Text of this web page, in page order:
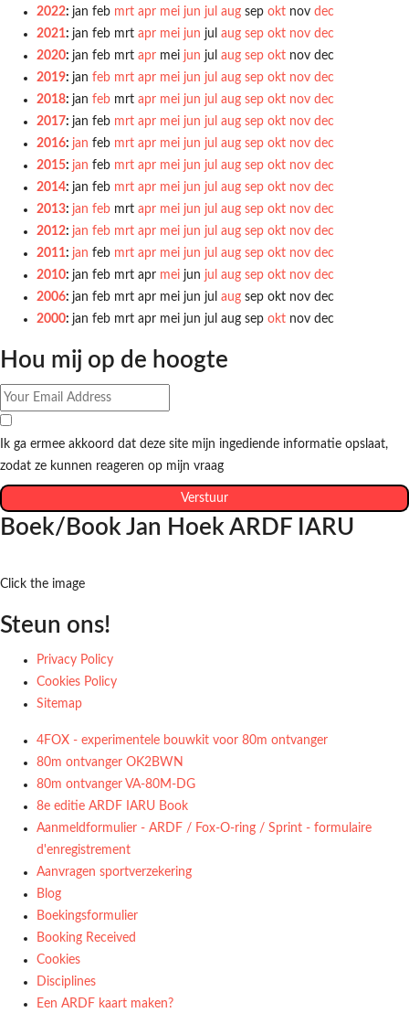
2022: jan feb mrt apr mei jun jul aug sep okt nov dec
2021: jan feb mrt apr mei jun jul aug sep okt nov dec
2020: jan feb mrt apr mei jun jul aug sep okt nov dec
2019: jan feb mrt apr mei jun jul aug sep okt nov dec
2018: jan feb mrt apr mei jun jul aug sep okt nov dec
2017: jan feb mrt apr mei jun jul aug sep okt nov dec
2016: jan feb mrt apr mei jun jul aug sep okt nov dec
2015: jan feb mrt apr mei jun jul aug sep okt nov dec
2014: jan feb mrt apr mei jun jul aug sep okt nov dec
2013: jan feb mrt apr mei jun jul aug sep okt nov dec
2012: jan feb mrt apr mei jun jul aug sep okt nov dec
2011: jan feb mrt apr mei jun jul aug sep okt nov dec
2010: jan feb mrt apr mei jun jul aug sep okt nov dec
2006: jan feb mrt apr mei jun jul aug sep okt nov dec
2000: jan feb mrt apr mei jun jul aug sep okt nov dec
Hou mij op de hoogte
Ik ga ermee akkoord dat deze site mijn ingediende informatie opslaat,
zodat ze kunnen reageren op mijn vraag
Verstuur
Boek/Book Jan Hoek ARDF IARU
Click the image
Steun ons!
Privacy Policy
Cookies Policy
Sitemap
4FOX - experimentele bouwkit voor 80m ontvanger
80m ontvanger OK2BWN
80m ontvanger VA-80M-DG
8e editie ARDF IARU Book
Aanmeldformulier - ARDF / Fox-O-ring / Sprint - formulaire
d'enregistrement
Aanvragen sportverzekering
Blog
Boekingsformulier
Booking Received
Cookies
Disciplines
Een ARDF kaart maken?